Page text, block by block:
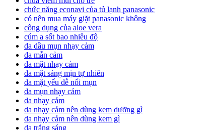
chức năng econavi của tủ lạnh panasonic
có nên mua máy giặt panasonic không
công dụng của aloe vera
cúm a sốt bao nhiêu độ
da dầu mụn nhạy cảm
da mẫn cảm
da mặt nhạy cảm
da mặt sáng mịn tự nhiên
da mặt yếu dễ nổi mụn
da mụn nhạy cảm
da nhạy cảm
da nhạy cảm nên dùng kem dưỡng gì
da nhạy cảm nên dùng kem gì
da trắng sáng